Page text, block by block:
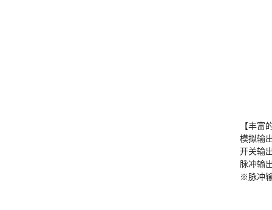
【丰富
模拟输
开关输
脉冲输
※脉冲